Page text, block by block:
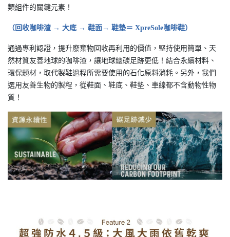
類組件的關鍵元素！
（回收咖啡渣 → 大底 → 鞋面→ 鞋墊＝ XpreSole咖啡鞋）
通過專利認證，提升廢棄物回收再利用的價值，堅持使用簡單、天
然材質友善地球的咖啡渣，讓地球總碳足跡更低！結合永續材料、
環保題材，取代製鞋過程所需要使用的石化原料消耗。另外，我們
選用友善生物的製程，從鞋面、鞋底、鞋墊、車線都不含動物性物
質！